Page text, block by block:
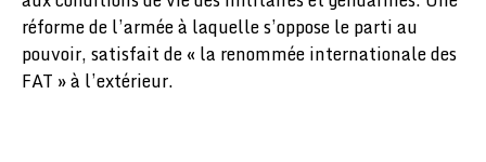
réforme de l’armée à laquelle s’oppose le parti au
pouvoir, satisfait de « la renommée internationale des
FAT » à l’extérieur.